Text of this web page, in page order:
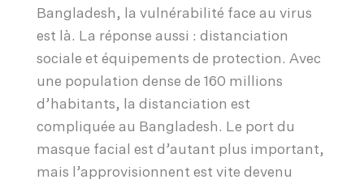
Bangladesh, la vulnérabilité face au virus
est là. La réponse aussi : distanciation
sociale et équipements de protection. Avec
une population dense de 160 millions
d’habitants, la distanciation est
compliquée au Bangladesh. Le port du
masque facial est d’autant plus important,
mais l’approvisionnent est vite devenu